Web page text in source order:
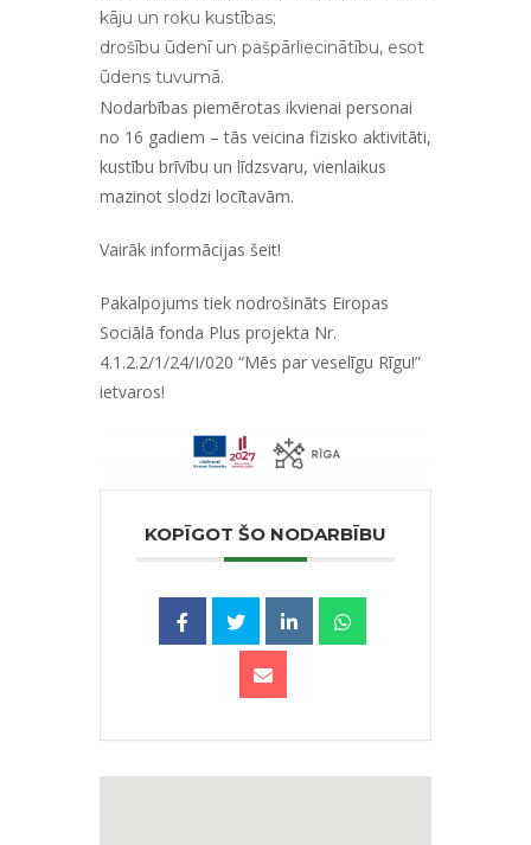
kāju un roku kustības;
drošību ūdenī un pašpārliecinātību, esot
ūdens tuvumā.
Nodarbības piemērotas ikvienai personai
no 16 gadiem – tās veicina fizisko aktivitāti,
kustību brīvību un līdzsvaru, vienlaikus
mazinot slodzi locītavām.
Vairāk informācijas šeit!
Pakalpojums tiek nodrošināts Eiropas
Sociālā fonda Plus projekta Nr.
4.1.2.2/1/24/I/020 “Mēs par veselīgu Rīgu!”
ietvaros!
KOPĪGOT ŠO NODARBĪBU